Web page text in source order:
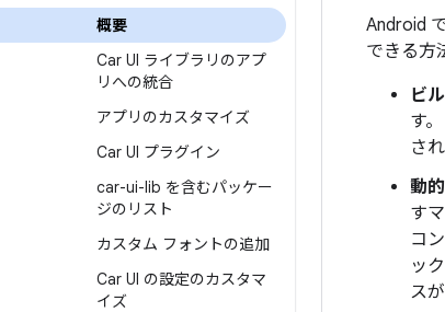
概要
Car UI ライブラリのアプ
リへの統合
アプリのカスタマイズ
Car UI プラグイン
car-ui-lib を含むパッケー
ジのリスト
カスタム フォントの追加
Car UI の設定のカスタマ
イズ
Android
できる方
ビ
す
さ
動
す
コ
ッ
ス